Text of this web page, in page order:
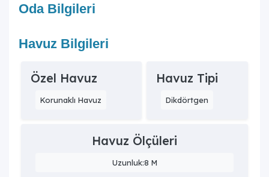
Oda Bilgileri
Havuz Bilgileri
Özel Havuz
Korunaklı Havuz
Havuz Tipi
Dikdörtgen
Havuz Ölçüleri
Uzunluk:8 M